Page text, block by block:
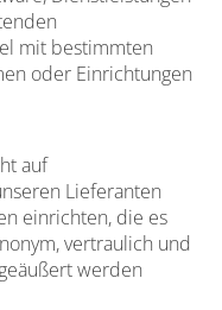
mit bestimmten
oder Einrichtungen
auf
Lieferanten
einrichten, die es
vertraulich und
werden